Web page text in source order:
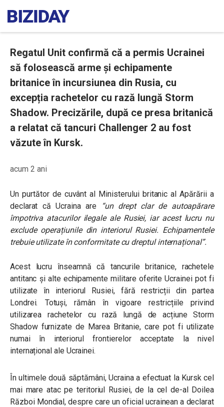
Regatul Unit confirmă că a permis Ucrainei
să folosească arme și echipamente
britanice în incursiunea din Rusia, cu
excepția rachetelor cu rază lungă Storm
Shadow. Precizările, după ce presa britanică
a relatat că tancuri Challenger 2 au fost
văzute în Kursk.
acum 2 ani
Un purtător de cuvânt al Ministerului britanic al Apărării a
declarat că Ucraina are
“un drept clar de autoapărare
împotriva atacurilor ilegale ale Rusiei, iar acest lucru nu
exclude operațiunile din interiorul Rusiei. Echipamentele
trebuie utilizate în conformitate cu dreptul internațional”.
Acest lucru înseamnă că tancurile britanice, rachetele
antitanc și alte echipamente militare oferite Ucrainei pot fi
utilizate în interiorul Rusiei, fără restricții din partea
Londrei. Totuși, rămân în vigoare restricțiile privind
utilizarea rachetelor cu rază lungă de acțiune Storm
Shadow furnizate de Marea Britanie, care pot fi utilizate
numai în interiorul frontierelor acceptate la nivel
internațional ale Ucrainei.
În ultimele două săptămâni, Ucraina a efectuat la Kursk cel
mai mare atac pe teritoriul Rusiei, de la cel de-al Doilea
Război Mondial, despre care un oficial ucrainean a declarat